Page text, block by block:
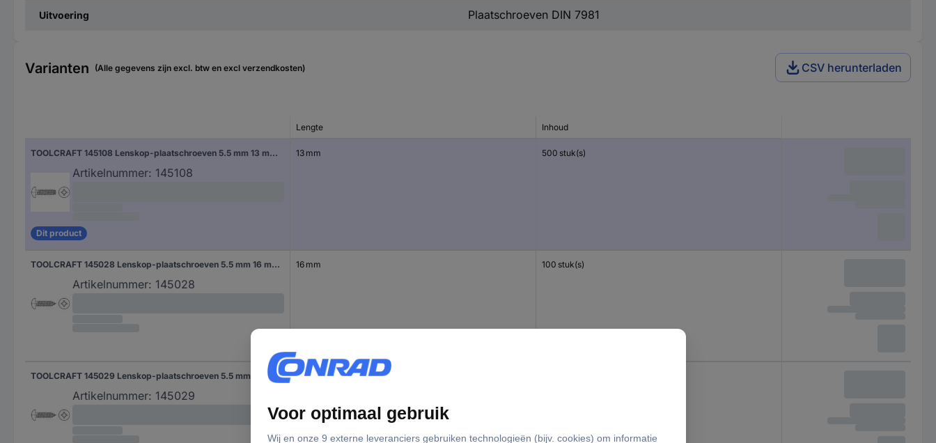
Uitvoering Plaatschroeven DIN 7981
Varianten (Alle gegevens zijn excl. btw en excl verzendkosten) CSV herunterladen
Lengte Inhoud
TOOLCRAFT 145108 Lenskop-plaatschroeven 5.5 mm 13 mm Kruiskop Phillips DIN 7981 Staal Galvanisch verzinkt 500 stuk(s)
Artikelnummer: 145108
Dit product
13 mm 500 stuk(s)
TOOLCRAFT 145028 Lenskop-plaatschroeven 5.5 mm 16 mm Kruiskop Phillips DIN 7981 Staal Galvanisch verzinkt 100 stuk(s)
Artikelnummer: 145028
16 mm 100 stuk(s)
TOOLCRAFT 145029 Lenskop-plaatschroeven 5.5 mm 19 mm Kruiskop Phillips DIN 7981 Staal Galvanisch verzinkt 100 stuk(s)
Artikelnummer: 145029
19 mm